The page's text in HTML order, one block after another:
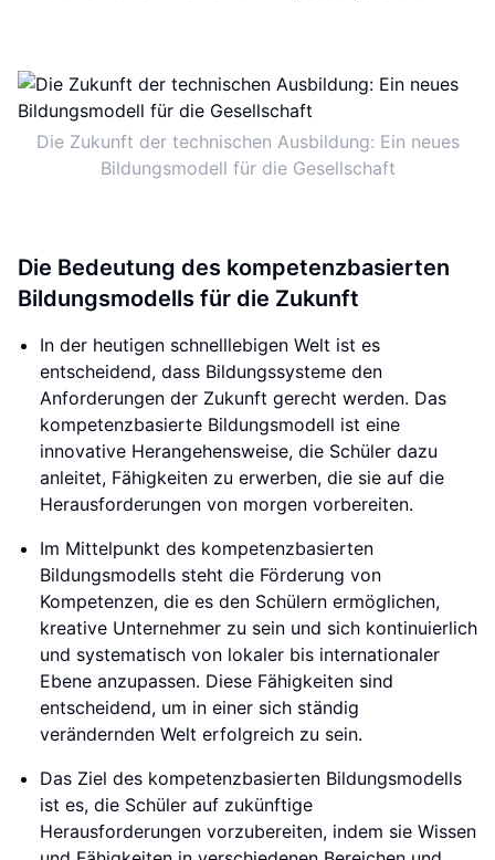
Die Zukunft der technischen Ausbildung: Ein neues
Bildungsmodell für die Gesellschaft
Die Bedeutung des kompetenzbasierten
Bildungsmodells für die Zukunft
In der heutigen schnelllebigen Welt ist es
entscheidend, dass Bildungssysteme den
Anforderungen der Zukunft gerecht werden. Das
kompetenzbasierte Bildungsmodell ist eine
innovative Herangehensweise, die Schüler dazu
anleitet, Fähigkeiten zu erwerben, die sie auf die
Herausforderungen von morgen vorbereiten.
Im Mittelpunkt des kompetenzbasierten
Bildungsmodells steht die Förderung von
Kompetenzen, die es den Schülern ermöglichen,
kreative Unternehmer zu sein und sich kontinuierlich
und systematisch von lokaler bis internationaler
Ebene anzupassen. Diese Fähigkeiten sind
entscheidend, um in einer sich ständig
verändernden Welt erfolgreich zu sein.
Das Ziel des kompetenzbasierten Bildungsmodells
ist es, die Schüler auf zukünftige
Herausforderungen vorzubereiten, indem sie Wissen